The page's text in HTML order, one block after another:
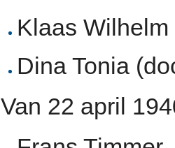
Klaas Wilhelm
Dina Tonia
Van 22 april